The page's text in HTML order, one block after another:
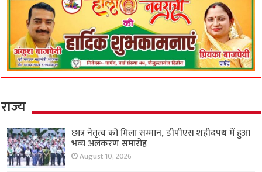
राज्य
छात्र नेतृत्व को मिला सम्मान, डीपीएस शहीदपथ में हुआ
भव्य अलंकरण समारोह
August 10, 2026